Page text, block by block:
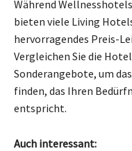
Während
bieten viele Living
hervorragendes Preis-
Vergleichen Sie die
Sonderangebote, um
finden, das Ihren
entspricht.
Auch interessant: